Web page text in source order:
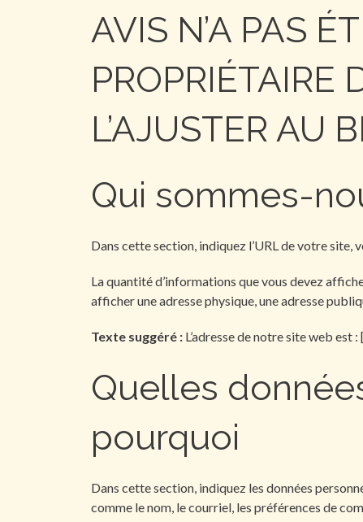
AVIS N’A PAS
PROPRIÉTAIRE
L’AJUSTER AU
Qui sommes-
Dans cette section, indiquez l’URL de votre
La quantité d’informations que vous devez
afficher une adresse physique, une adresse
Texte suggéré : L’adresse de notre site web
Quelles
pourquoi
Dans cette section, indiquez les données
comme le nom, le courriel, les préférences de